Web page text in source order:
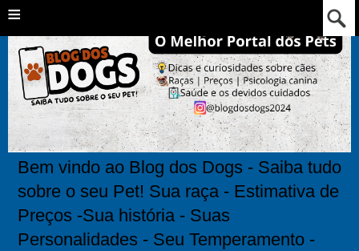
≡
Bem vindo ao Blog dos Dogs - Saiba tudo
sobre o seu Pet! Sua raça - Estimativa de
Preços -Sua história - Suas
Personalidades - Seu Temperamento -